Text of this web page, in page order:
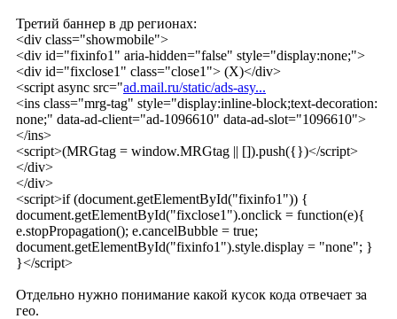
Третий баннер в др регионах:
<div class="showmobile">
<div id="fixinfo1" aria-hidden="false" style="display:none;">
<div id="fixclose1" class="close1"> (X)</div>
<script async src="ad.mail.ru/static/ads-asy...
<ins class="mrg-tag" style="display:inline-block;text-decoration:
none;" data-ad-client="ad-1096610" data-ad-slot="1096610">
</ins>
<script>(MRGtag = window.MRGtag || []).push({})</script>
</div>
</div>
<script>if (document.getElementById("fixinfo1")) {
document.getElementById("fixclose1").onclick = function(e){
e.stopPropagation(); e.cancelBubble = true;
document.getElementById("fixinfo1").style.display = "none"; }
}</script>
Отдельно нужно понимание какой кусок кода отвечает за
гео.